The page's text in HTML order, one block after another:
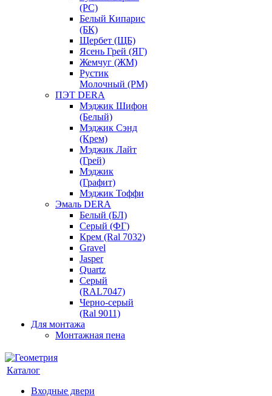
(РС)
Белый Кипарис
(БК)
Щербет (ЩБ)
Ясень Грей (ЯГ)
Жемчуг (ЖМ)
Рустик
Молочный (РМ)
ПЭТ DERA
Мэджик Шифон
(Белый)
Мэджик Сэнд
(Крем)
Мэджик Лайт
(Грей)
Мэджик
(Графит)
Мэджик Тоффи
Эмаль DERA
Белый (БЛ)
Серый (ФГ)
Крем (Ral 7032)
Gravel
Jasper
Quartz
Серый
(RAL7047)
Черно-серый
(Ral 9011)
Для монтажа
Монтажная пена
Каталог
Входные двери